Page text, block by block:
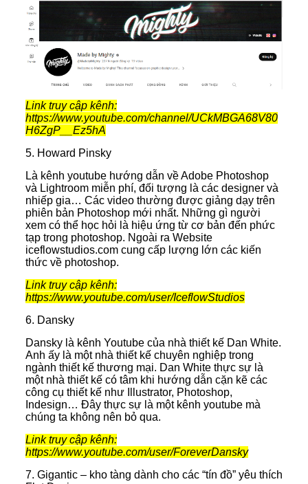
Link truy cập kênh:
https://www.youtube.com/channel/UCkMBGA68V80
H6ZgP__Ez5hA
5. Howard Pinsky
Là kênh youtube hướng dẫn về Adobe Photoshop
và Lightroom miễn phí, đối tượng là các designer và
nhiếp gia… Các video thường được giảng dạy trên
phiên bản Photoshop mới nhất. Những gì người
xem có thể học hỏi là hiệu ứng từ cơ bản đến phức
tạp trong photoshop. Ngoài ra Website
iceflowstudios.com cung cấp lượng lớn các kiến
thức về photoshop.
Link truy cập kênh:
https://www.youtube.com/user/IceflowStudios
6. Dansky
Dansky là kênh Youtube của nhà thiết kế Dan White.
Anh ấy là một nhà thiết kế chuyên nghiệp trong
ngành thiết kế thương mại. Dan White thực sự là
một nhà thiết kế có tâm khi hướng dẫn cặn kẽ các
công cụ thiết kế như Illustrator, Photoshop,
Indesign… Đây thực sự là một kênh youtube mà
chúng ta không nên bỏ qua.
Link truy cập kênh:
https://www.youtube.com/user/ForeverDansky
7. Gigantic – kho tàng dành cho các “tín đồ” yêu thích